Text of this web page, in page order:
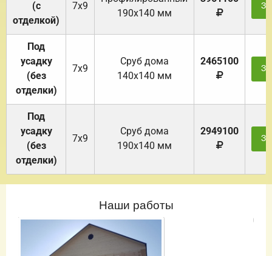
(с
отделкой)
7х9
190х140 мм
Под
усадку
(без
отделки)
7х9
Cруб дома
140х140 мм
2465100
Под
усадку
(без
отделки)
7х9
Cруб дома
190х140 мм
2949100
Наши работы